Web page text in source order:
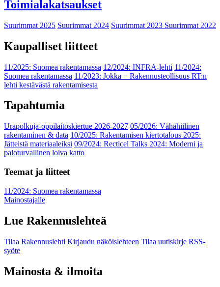
Toimialakatsaukset
Suurimmat 2025 Suurimmat 2024 Suurimmat 2023 Suurimmat 2022
Kaupalliset liitteet
11/2025: Suomea rakentamassa 12/2024: INFRA-lehti 11/2024:
Suomea rakentamassa 11/2023: Jokka − Rakennusteollisuus RT:n
lehti kestävästä rakentamisesta
Tapahtumia
Urapolkuja-oppilaitoskiertue 2026-2027 05/2026: Vähähiilinen
rakentaminen & data 10/2025: Rakentamisen kiertotalous 2025:
Jätteistä materiaaleiksi 09/2024: Recticel Talks 2024: Moderni ja
paloturvallinen loiva katto
Teemat ja liitteet
11/2024: Suomea rakentamassa
Mainostajalle
Lue Rakennuslehteä
Tilaa Rakennuslehti Kirjaudu näköislehteen Tilaa uutiskirje RSS-
syöte
Mainosta & ilmoita